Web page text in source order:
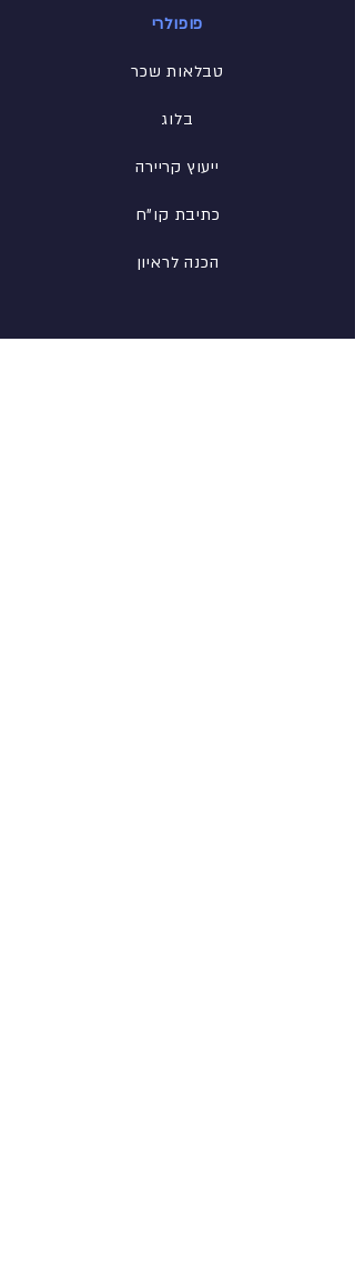
פופולרי
טבלאות שכר
בלוג
ייעוץ קריירה
כתיבת קו"ח
הכנה לראיון